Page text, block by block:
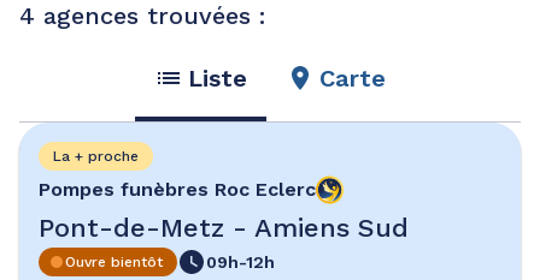
4 agences trouvées :
Liste Carte
Pompes funèbres Roc Eclerc
Pont-de-Metz - Amiens Sud
La + proche
Ouvre bientôt
09h-12h